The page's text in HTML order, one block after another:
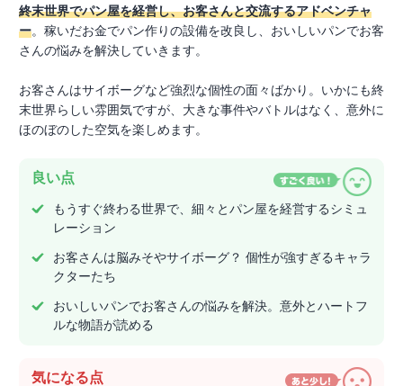
終末世界でパン屋を経営し、お客さんと交流するアドベンチャ
ー。稼いだお金でパン作りの設備を改良し、おいしいパンでお客
さんの悩みを解決していきます。
お客さんはサイボーグなど強烈な個性の面々ばかり。いかにも終
末世界らしい雰囲気ですが、大きな事件やバトルはなく、意外に
ほのぼのした空気を楽しめます。
良い点
もうすぐ終わる世界で、細々とパン屋を経営するシミュ
レーション
お客さんは脳みそやサイボーグ？ 個性が強すぎるキャラ
クターたち
おいしいパンでお客さんの悩みを解決。意外とハートフ
ルな物語が読める
気になる点